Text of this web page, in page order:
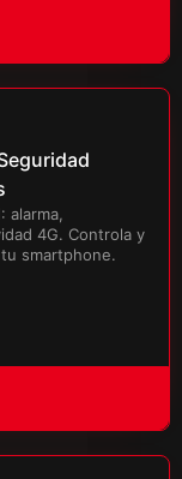
4G. Controla y
smartphone.